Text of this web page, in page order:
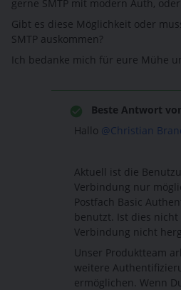
gerne SMTP mit modern Auth,
Gibt es diese Möglichkeit oder
SMTP auskommen?
Ich bedanke mich für eure Mühe
Beste Antwort
Hallo @Christian
Aktuell ist die
Verbindung nur
Postfach Basic
benutzt. Ist dies
Verbindung nicht
Unser Produktteam
weitere
ermöglichen. Wenn